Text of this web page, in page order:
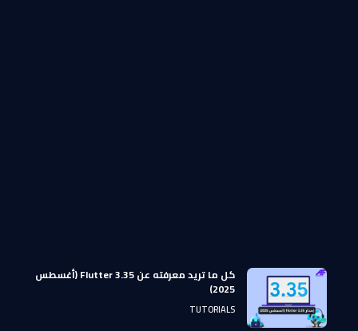
كل ما تريد معرفته عن Flutter 3.35 (أغسطس
2025)
TUTORIALS